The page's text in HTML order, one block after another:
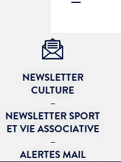
NEWSLETTER
CULTURE
–
NEWSLETTER SPORT
ET VIE ASSOCIATIVE
–
ALERTES MAIL